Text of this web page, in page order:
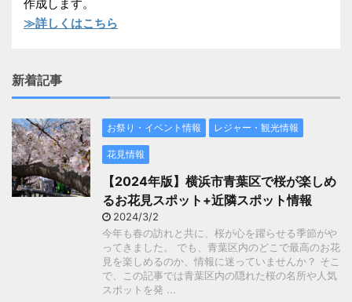
作成します。
≫詳しくはこちら
新着記事
お祭り・イベント情報 レジャー・観光情報
花見情報
【2024年版】横浜市青葉区で桜が楽しめ
るお花見スポット+近隣スポット情報
2024/3/2
今年も春の訪れと共に、桜が心を躍らせる季節がや
ってきました。 でも、青葉区内のどこで最高のお花
見を楽しめるのか、情報に迷っていませんか？ そこ
で、この記事では青葉区内の隠れた桜の名所や人気
スポットを発 ...